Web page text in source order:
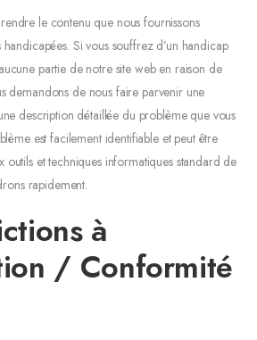
le contenu que nous fournissons
Si vous souffrez d’un handicap
partie de notre site web en raison de
demandons de nous faire parvenir une
description détaillée du problème que vous
est facilement identifiable et peut être
outils et techniques informatiques standard de
rapidement.
à
/ Conformité